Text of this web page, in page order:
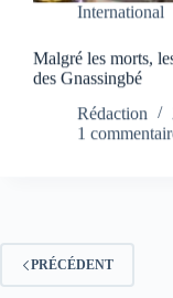
International
Malgré les morts,
des Gnassingbé
Rédaction
1
PRÉCÉDENT